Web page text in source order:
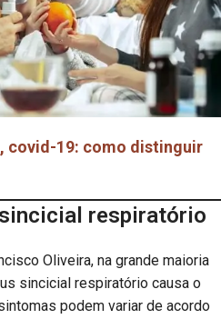
covid-19: como distinguir
respiratório
Oliveira, na grande maioria
sincicial respiratório causa o
podem variar de acordo